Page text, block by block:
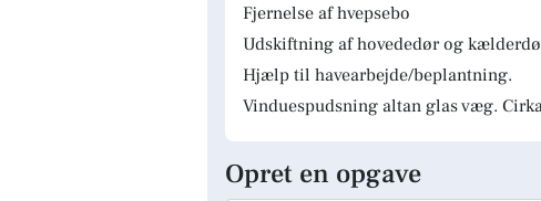
Fjernelse af hvepsebo
Udskiftning af hovededør og
Hjælp til havearbejde/beplantning.
Vinduespudsning altan glas væg.
Opret en opgave